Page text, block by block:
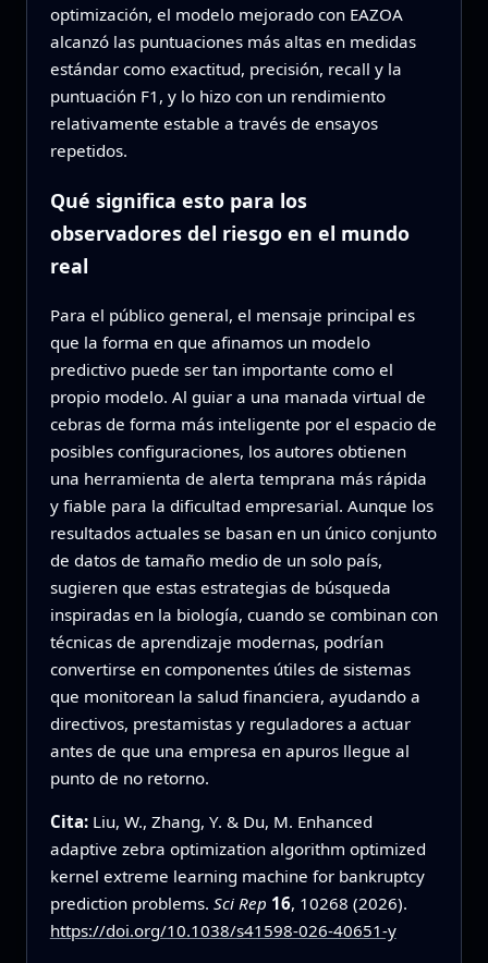
optimización, el modelo mejorado con EAZOA
alcanzó las puntuaciones más altas en medidas
estándar como exactitud, precisión, recall y la
puntuación F1, y lo hizo con un rendimiento
relativamente estable a través de ensayos
repetidos.
Qué significa esto para los
observadores del riesgo en el mundo
real
Para el público general, el mensaje principal es
que la forma en que afinamos un modelo
predictivo puede ser tan importante como el
propio modelo. Al guiar a una manada virtual de
cebras de forma más inteligente por el espacio de
posibles configuraciones, los autores obtienen
una herramienta de alerta temprana más rápida
y fiable para la dificultad empresarial. Aunque los
resultados actuales se basan en un único conjunto
de datos de tamaño medio de un solo país,
sugieren que estas estrategias de búsqueda
inspiradas en la biología, cuando se combinan con
técnicas de aprendizaje modernas, podrían
convertirse en componentes útiles de sistemas
que monitorean la salud financiera, ayudando a
directivos, prestamistas y reguladores a actuar
antes de que una empresa en apuros llegue al
punto de no retorno.
Cita: Liu, W., Zhang, Y. & Du, M. Enhanced
adaptive zebra optimization algorithm optimized
kernel extreme learning machine for bankruptcy
prediction problems. Sci Rep 16, 10268 (2026).
https://doi.org/10.1038/s41598-026-40651-y